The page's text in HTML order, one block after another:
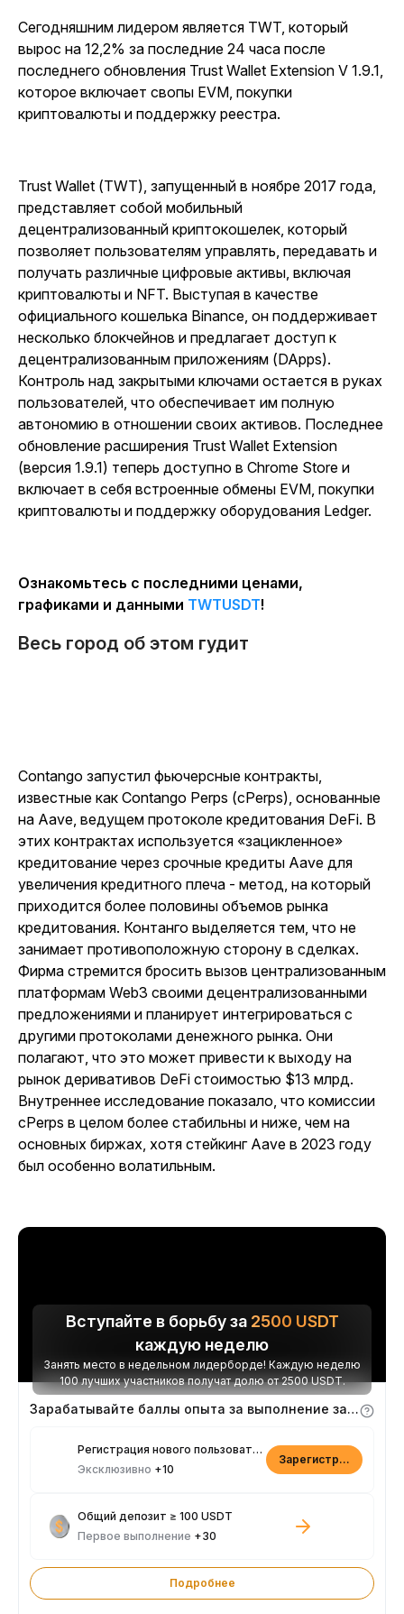
Сегодняшним лидером является TWT, который
вырос на 12,2% за последние 24 часа после
последнего обновления Trust Wallet Extension V 1.9.1,
которое включает свопы EVM, покупки
криптовалюты и поддержку реестра.
Trust Wallet (TWT), запущенный в ноябре 2017 года,
представляет собой мобильный
децентрализованный криптокошелек, который
позволяет пользователям управлять, передавать и
получать различные цифровые активы, включая
криптовалюты и NFT. Выступая в качестве
официального кошелька Binance, он поддерживает
несколько блокчейнов и предлагает доступ к
децентрализованным приложениям (DApps).
Контроль над закрытыми ключами остается в руках
пользователей, что обеспечивает им полную
автономию в отношении своих активов. Последнее
обновление расширения Trust Wallet Extension
(версия 1.9.1) теперь доступно в Chrome Store и
включает в себя встроенные обмены EVM, покупки
криптовалюты и поддержку оборудования Ledger.
Ознакомьтесь с последними ценами,
графиками и данными TWTUSDT!
Весь город об этом гудит
Contango запустил фьючерсные контракты,
известные как Contango Perps (cPerps), основанные
на Aave, ведущем протоколе кредитования DeFi. В
этих контрактах используется «зацикленное»
кредитование через срочные кредиты Aave для
увеличения кредитного плеча - метод, на который
приходится более половины объемов рынка
кредитования. Контанго выделяется тем, что не
занимает противоположную сторону в сделках.
Фирма стремится бросить вызов централизованным
платформам Web3 своими децентрализованными
предложениями и планирует интегрироваться с
другими протоколами денежного рынка. Они
полагают, что это может привести к выходу на
рынок деривативов DeFi стоимостью $13 млрд.
Внутреннее исследование показало, что комиссии
cPerps в целом более стабильны и ниже, чем на
основных биржах, хотя стейкинг Aave в 2023 году
был особенно волатильным.
Вступайте в борьбу за 2500 USDT
каждую неделю
Занять место в недельном лидерборде! Каждую неделю
100 лучших участников получат долю от 2500 USDT.
Зарабатывайте баллы опыта за выполнение заданий
Регистрация нового пользователя
Эксклюзивно +10
Зарегистрироваться
Общий депозит ≥ 100 USDT
Первое выполнение +30
Подробнее